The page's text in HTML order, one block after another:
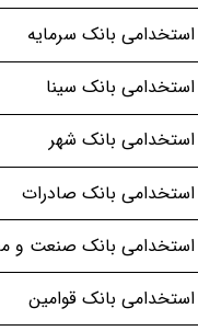
بانک سرمایه
بانک سینا
استخدامی بانک شهر
استخدامی بانک صادرات
استخدامی بانک صنعت و
بانک قوامین